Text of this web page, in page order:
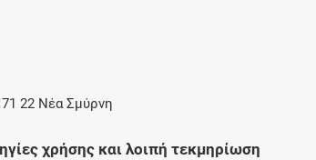
22 Νέα Σμύρνη
χρήσης και λοιπή τεκμηρίωση